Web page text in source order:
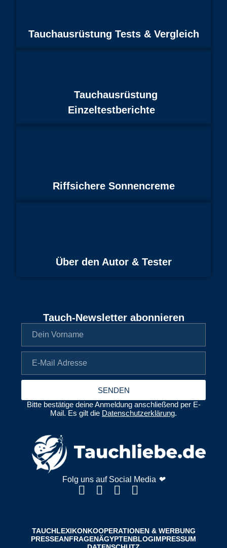
Tauchausrüstung Tests & Vergleich
Tauchausrüstung
Einzeltestberichte
Riffsichere Sonnencreme
Über den Autor & Tester
Folg uns auf Social Media ❤
Tauch-Newsletter abonnieren
SENDEN
Bitte bestätige deine Anmeldung anschließend per E-
Mail. Es gilt die Datenschutzerklärung.
TAUCHLEXIKONKOOPERATIONEN & WERBUNG
PRESSEANFRAGENÄGYPTENBLOGIMPRESSUM